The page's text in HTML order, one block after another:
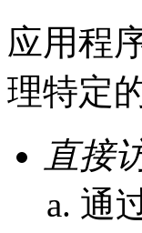
应用程
理特定
直接
通